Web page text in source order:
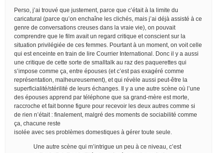
Perso, j’ai trouvé que justement, parce que c’était à la limite du
caricatural (parce qu’on enchaîne les clichés, mais j’ai déjà assisté à ce
genre de conversations creuses dans la vraie vie), on pouvait
comprendre que le film avait un regard critique et conscient sur la
situation privilégiée de ces femmes. Pourtant à un moment, on voit celle
qui est enceinte en train de lire Courrier International. Donc il y a aussi
une critique de cette sorte de smalltalk au raz des paquerettes qui
s’impose comme ça, entre épouses (et c’est pas exagéré comme
représentation, malheureusement), et qui révèle aussi peut-être la
superficialité/stérilité de leurs échanges. Il y a une autre scène où l’une
des épouses apprend par téléphone que sa grand-mère est morte,
raccroche et fait bonne figure pour recevoir les deux autres comme si
de rien n’était : finalement, malgré des moments de sociabilité comme
ça, chacune reste
isolée avec ses problèmes domestiques à gérer toute seule.
Une autre scène qui m’intrigue un peu à ce niveau, c’est